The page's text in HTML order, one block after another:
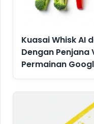
Kuasai Whisk AI
Dengan Penjana
Permainan